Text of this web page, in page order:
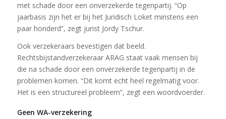
met schade door een onverzekerde tegenpartij. “Op
jaarbasis zijn het er bij het Juridisch Loket minstens een
paar honderd”, zegt jurist Jordy Tschur.
Ook verzekeraars bevestigen dat beeld.
Rechtsbijstandverzekeraar ARAG staat vaak mensen bij
die na schade door een onverzekerde tegenpartij in de
problemen komen. “Dit komt echt heel regelmatig voor.
Het is een structureel probleem”, zegt een woordvoerder.
Geen WA-verzekering